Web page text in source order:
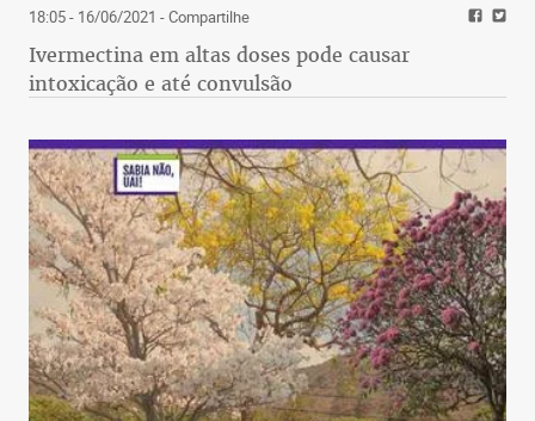
18:05 - 16/06/2021 - Compartilhe
Ivermectina em altas doses pode causar
intoxicação e até convulsão